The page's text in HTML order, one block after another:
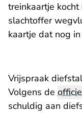
treinkaartje
slachtoffer
kaartje dat nog
Vrijspraak
Volgens de
schuldig aan